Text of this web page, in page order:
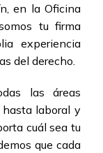
en la Oficina
tu firma
experiencia
del derecho.
las áreas
laboral y
cuál sea tu
que cada